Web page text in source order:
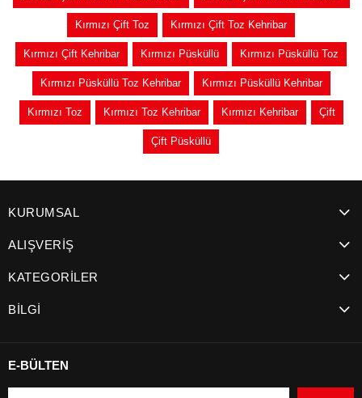
Kırmızı Çift Toz Kırmızı Çift Toz Kehribar
Kırmızı Çift Kehribar Kırmızı Püsküllü Kırmızı Püsküllü Toz
Kırmızı Püsküllü Toz Kehribar Kırmızı Püsküllü Kehribar
Kırmızı Toz Kırmızı Toz Kehribar Kırmızı Kehribar Çift
Çift Püsküllü
KURUMSAL
ALIŞVERİŞ
KATEGORİLER
BİLGİ
E-BÜLTEN